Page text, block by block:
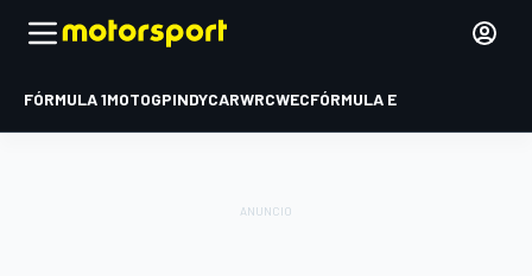
FÓRMULA 1MOTOGPINDYCARWRCWECFÓRMULA E